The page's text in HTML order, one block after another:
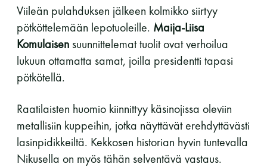
Viileän pulahduksen jälkeen kolmikko siirtyy
pötköttelemään lepotuoleille. Maija-Liisa
Komulaisen suunnittelemat tuolit ovat verhoilua
lukuun ottamatta samat, joilla presidentti tapasi
pötkötellä.
Raatilaisten huomio kiinnittyy käsinojissa oleviin
metallisiin kuppeihin, jotka näyttävät erehdyttävästi
lasinpidikkeiltä. Kekkosen historian hyvin tuntevalla
Nikusella on myös tähän selventävä vastaus.